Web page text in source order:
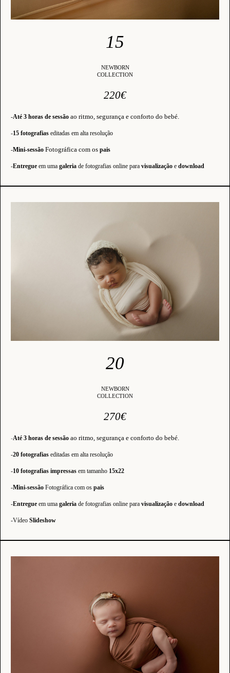
15
NEWBORN
COLLECTION
220€
-Até 3 horas de sessão ao ritmo, segurança e conforto do bebé.
-15 fotografias editadas em alta resolução
-Mini-sessão Fotográfica com os pais
-Entregue em uma galeria de fotografias online para visualização e download
20
NEWBORN
COLLECTION
270€
-Até 3 horas de sessão ao ritmo, segurança e conforto do bebé.
-20 fotografias editadas em alta resolução
-10 fotografias impressas em tamanho 15x22
-Mini-sessão Fotográfica com os pais
-Entregue em uma galeria de fotografias online para visualização e download
-Vídeo Slideshow